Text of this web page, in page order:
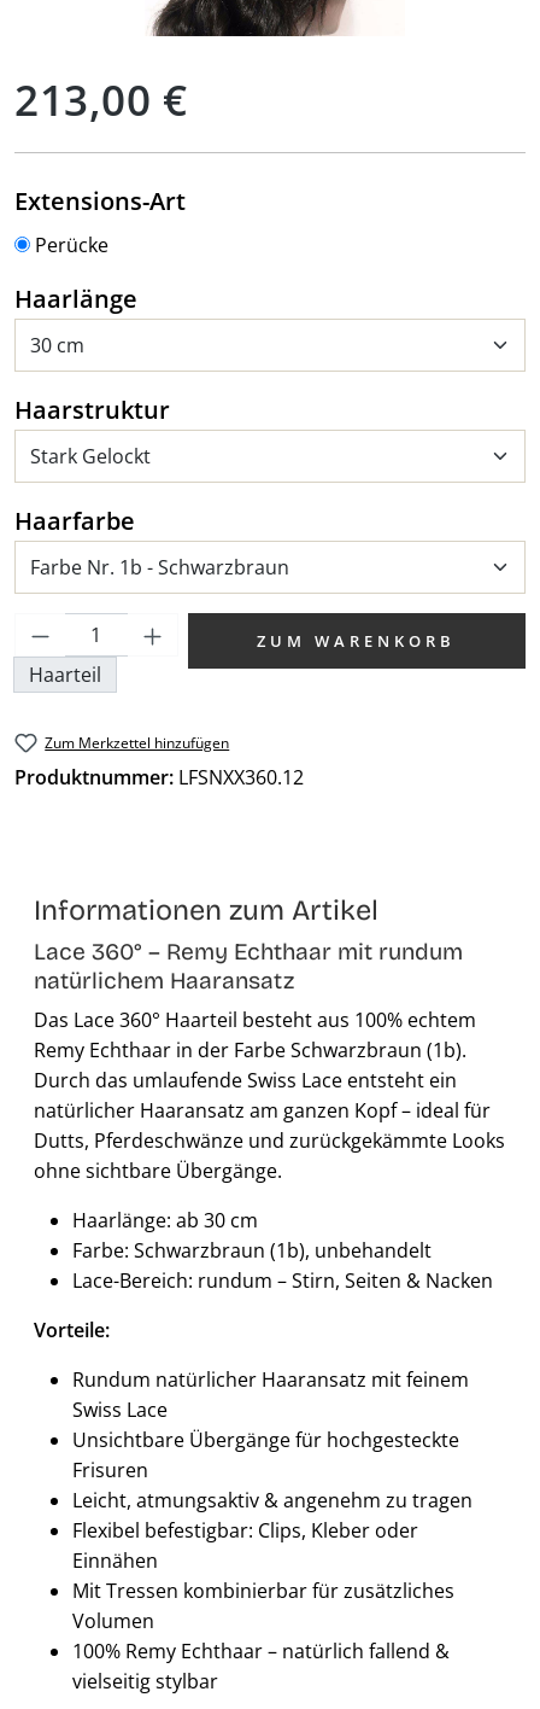
213,00 €
Extensions-Artauswählen
Perücke
Haarlänge
Haarstrukturauswählen
Haarfarbe
Produkt Anzahl: Gib den gewünschten
Haarteil
ZUM WARENKORB
Zum Merkzettel hinzufügen
Produktnummer: LFSNXX360.12
Informationen zum Artikel
Lace 360° – Remy Echthaar mit rundum
natürlichem Haaransatz
Das Lace 360° Haarteil besteht aus 100% echtem
Remy Echthaar in der Farbe Schwarzbraun (1b).
Durch das umlaufende Swiss Lace entsteht ein
natürlicher Haaransatz am ganzen Kopf – ideal für
Dutts, Pferdeschwänze und zurückgekämmte Looks
ohne sichtbare Übergänge.
Haarlänge: ab 30 cm
Farbe: Schwarzbraun (1b), unbehandelt
Lace-Bereich: rundum – Stirn, Seiten & Nacken
Vorteile:
Rundum natürlicher Haaransatz mit feinem
Swiss Lace
Unsichtbare Übergänge für hochgesteckte
Frisuren
Leicht, atmungsaktiv & angenehm zu tragen
Flexibel befestigbar: Clips, Kleber oder
Einnähen
Mit Tressen kombinierbar für zusätzliches
Volumen
100% Remy Echthaar – natürlich fallend &
vielseitig stylbar